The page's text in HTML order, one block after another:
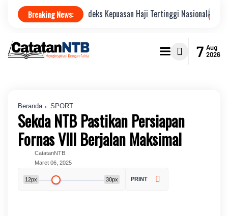
Breaking News:
Raih Indeks Kepuasan Haji Tertinggi Nasional Jamkrindo
7 Aug
2026
Beranda SPORT
Sekda NTB Pastikan Persiapan
Fornas VIII Berjalan Maksimal
CatatanNTB
Maret 06, 2025
12px 30px PRINT